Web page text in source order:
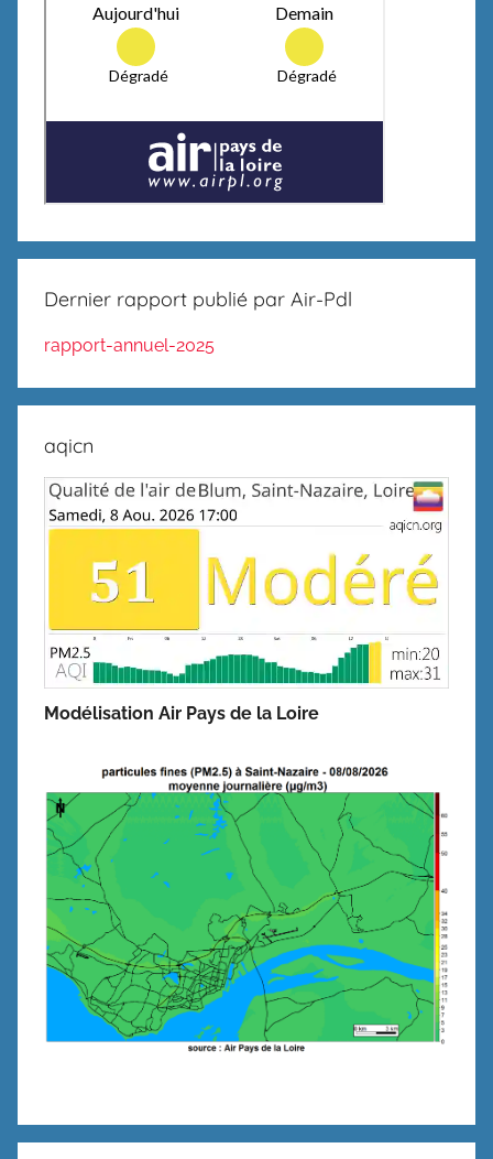
Dernier rapport publié par Air-Pdl
rapport-annuel-2025
aqicn
Modélisation Air Pays de la Loire